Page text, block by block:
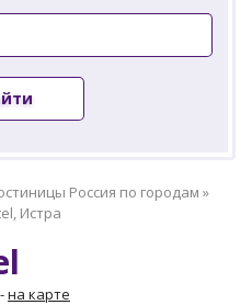
Россия по городам »
Истра
-на карте